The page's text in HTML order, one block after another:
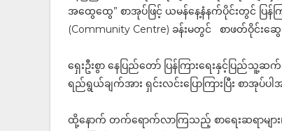
အထွေထွေ” စာအုပ်ဖြင့် ယမန်နေ့နံနက်ပိုင်းတွင် ပြန်
(Community Centre) ခန်းမတွင် စာဖတ်ဝိုင်းဆွ
ရှေးဦးစွာ နေပြည်တော် ပြန်ကြားရေးနှင့်ပြည်သူ့ဆ
ရည်ရွယ်ချက်အား ရှင်းလင်းပြောကြားပြီး စာအုပ်ပ
ထို့နောက် တက်ရောက်လာကြသည့် စာရေးဆရာများ